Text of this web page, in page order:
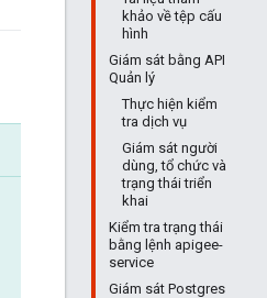
khảo về tệp cấu
hình
Giám sát bằng API
Quản lý
Thực hiện kiểm
tra dịch vụ
Giám sát người
dùng, tổ chức và
trạng thái triển
khai
Kiểm tra trạng thái
bằng lệnh apigee-
service
Giám sát Postgres